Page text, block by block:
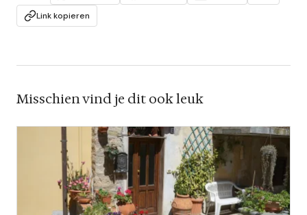
Link kopieren
Misschien vind je dit ook leuk